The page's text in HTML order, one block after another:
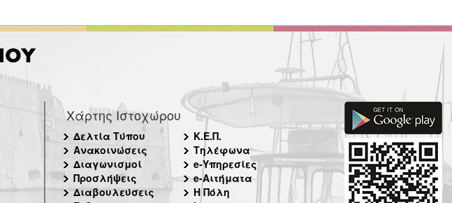
Χάρτης Ιστοχώρου
Δελτία Τύπου
Ανακοινώσεις
Διαγωνισμοί
Προσλήψεις
Διαβουλεύσεις
Κ.Ε.Π.
Τηλέφωνα
e-Υπηρεσίες
e-Αιτήματα
Η Πόλη